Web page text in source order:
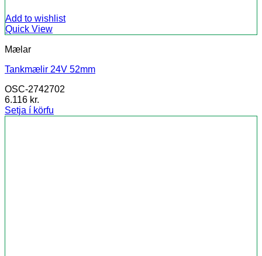
Add to wishlist
Quick View
Mælar
Tankmælir 24V 52mm
OSC-2742702
6.116 kr.
Setja í körfu